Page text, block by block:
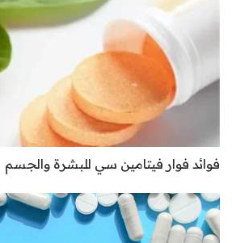
فوائد فوار فيتامين سي للبشرة والجسم